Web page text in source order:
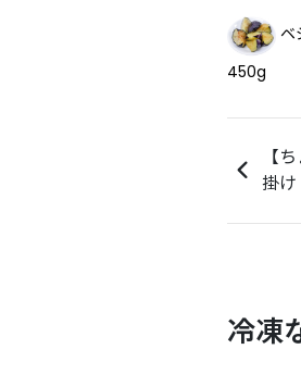
ベ
450g
【
掛け
冷凍